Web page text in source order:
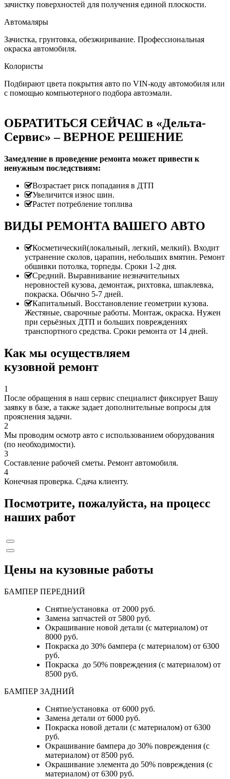
зачистку поверхностей для получения единой плоскости.
Автомаляры
Зачистка, грунтовка, обезжиривание. Профессиональная
окраска автомобиля.
Колористы
Подбирают цвета покрытия авто по VIN-коду автомобиля или
с помощью компьютерного подбора автоэмали.
ОБРАТИТЬСЯ СЕЙЧАС в «Дельта-
Сервис» – ВЕРНОЕ РЕШЕНИЕ
Замедление в проведение ремонта может привести к
ненужным последствиям:
Возрастает риск попадания в ДТП
Увеличится износ шин.
Растет потребление топлива
ВИДЫ РЕМОНТА ВАШЕГО АВТО
Косметический(локальный, легкий, мелкий). Входит
устранение сколов, царапин, небольших вмятин. Ремонт
обшивки потолка, торпеды. Сроки 1-2 дня.
Средний. Выравнивание незначительных
неровностей кузова, демонтаж, рихтовка, шпаклевка,
покраска. Обычно 5-7 дней.
Капитальный. Восстановление геометрии кузова.
Жестяные, сварочные работы. Монтаж, окраска. Нужен
при серьёзных ДТП и больших повреждениях
транспортного средства. Сроки ремонта от 14 дней.
Как мы осуществляем
кузовной ремонт
1
После обращения в наш сервис специалист фиксирует Вашу
заявку в базе, а также задает дополнительные вопросы для
прояснения задачи.
2
Мы проводим осмотр авто с использованием оборудования
(по необходимости).
3
Составление рабочей сметы. Ремонт автомобиля.
4
Конечная проверка. Сдача клиенту.
Посмотрите, пожалуйста, на процесс
наших работ
Цены на кузовные работы
БАМПЕР ПЕРЕДНИЙ
Снятие/установка от 2000 руб.
Замена запчастей от 5800 руб.
Окрашивание новой детали (с материалом) от
8000 руб.
Покраска до 30% бампера (с материалом) от 6300
руб.
Покраска до 50% повреждения (с материалом) от
8500 руб.
БАМПЕР ЗАДНИЙ
Снятие/установка от 6000 руб.
Замена детали от 6000 руб.
Покраска новой детали (с материалом) от 6300
руб.
Окрашивание бампера до 30% повреждения (с
материалом) от 8500 руб.
Окрашивание элемента до 50% повреждения (с
материалом) от 6300 руб.